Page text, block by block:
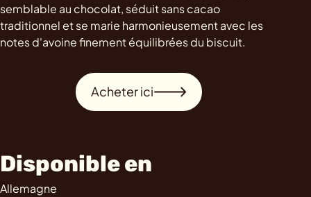
semblable au chocolat, séduit sans cacao
traditionnel et se marie harmonieusement avec les
notes d'avoine finement équilibrées du biscuit.
Acheter ici
Disponible en
Allemagne